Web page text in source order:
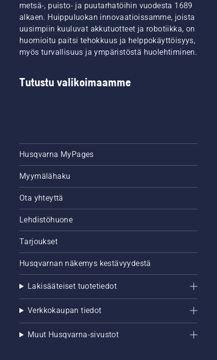
muutamia
vinkkejä,
jotka
tekevät
puun
pilkkomisesta
turvallisempaa.
metsä-, puisto- ja puutarhatöihin vuodesta 1689
alkaen. Huippuluokan innovaatioissamme, joista
uusimpiin kuuluvat akkutuotteet ja robotiikka, on
huomioitu paitsi tehokkuus ja helppokäyttöisyys,
myös turvallisuus ja ympäristöstä huolehtiminen.
Tutustu valikoimaamme
Husqvarna MyPages
Myymälähaku
Ota yhteyttä
Lehdistöhuone
Tarjoukset
Husqvarnan näkemys kestävyydestä
Lakisääteiset tuotetiedot
Verkkokaupan tiedot
Muut Husqvarna-sivustot